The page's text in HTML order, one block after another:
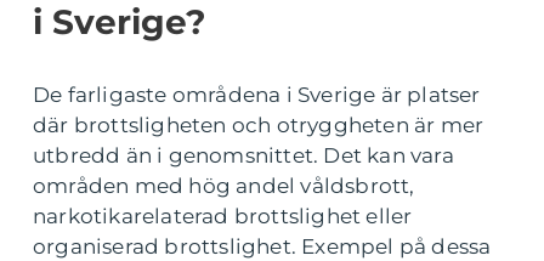
i Sverige?
De farligaste områdena i Sverige är platser
där brottsligheten och otryggheten är mer
utbredd än i genomsnittet. Det kan vara
områden med hög andel våldsbrott,
narkotikarelaterad brottslighet eller
organiserad brottslighet. Exempel på dessa